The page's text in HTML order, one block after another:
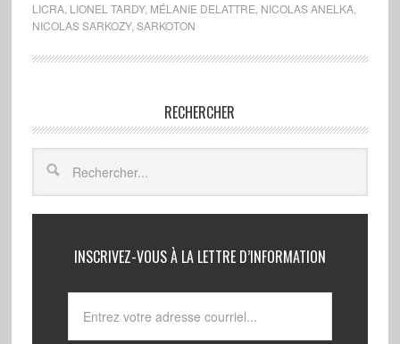
LICRA, LIONEL TARDY, MÉLANIE DELATTRE NICOLAS ANELKA,
NICOLAS SARKOZY, SARKOTON
RECHERCHER
INSCRIVEZ-VOUS À LA LETTRE D’INFORMATION